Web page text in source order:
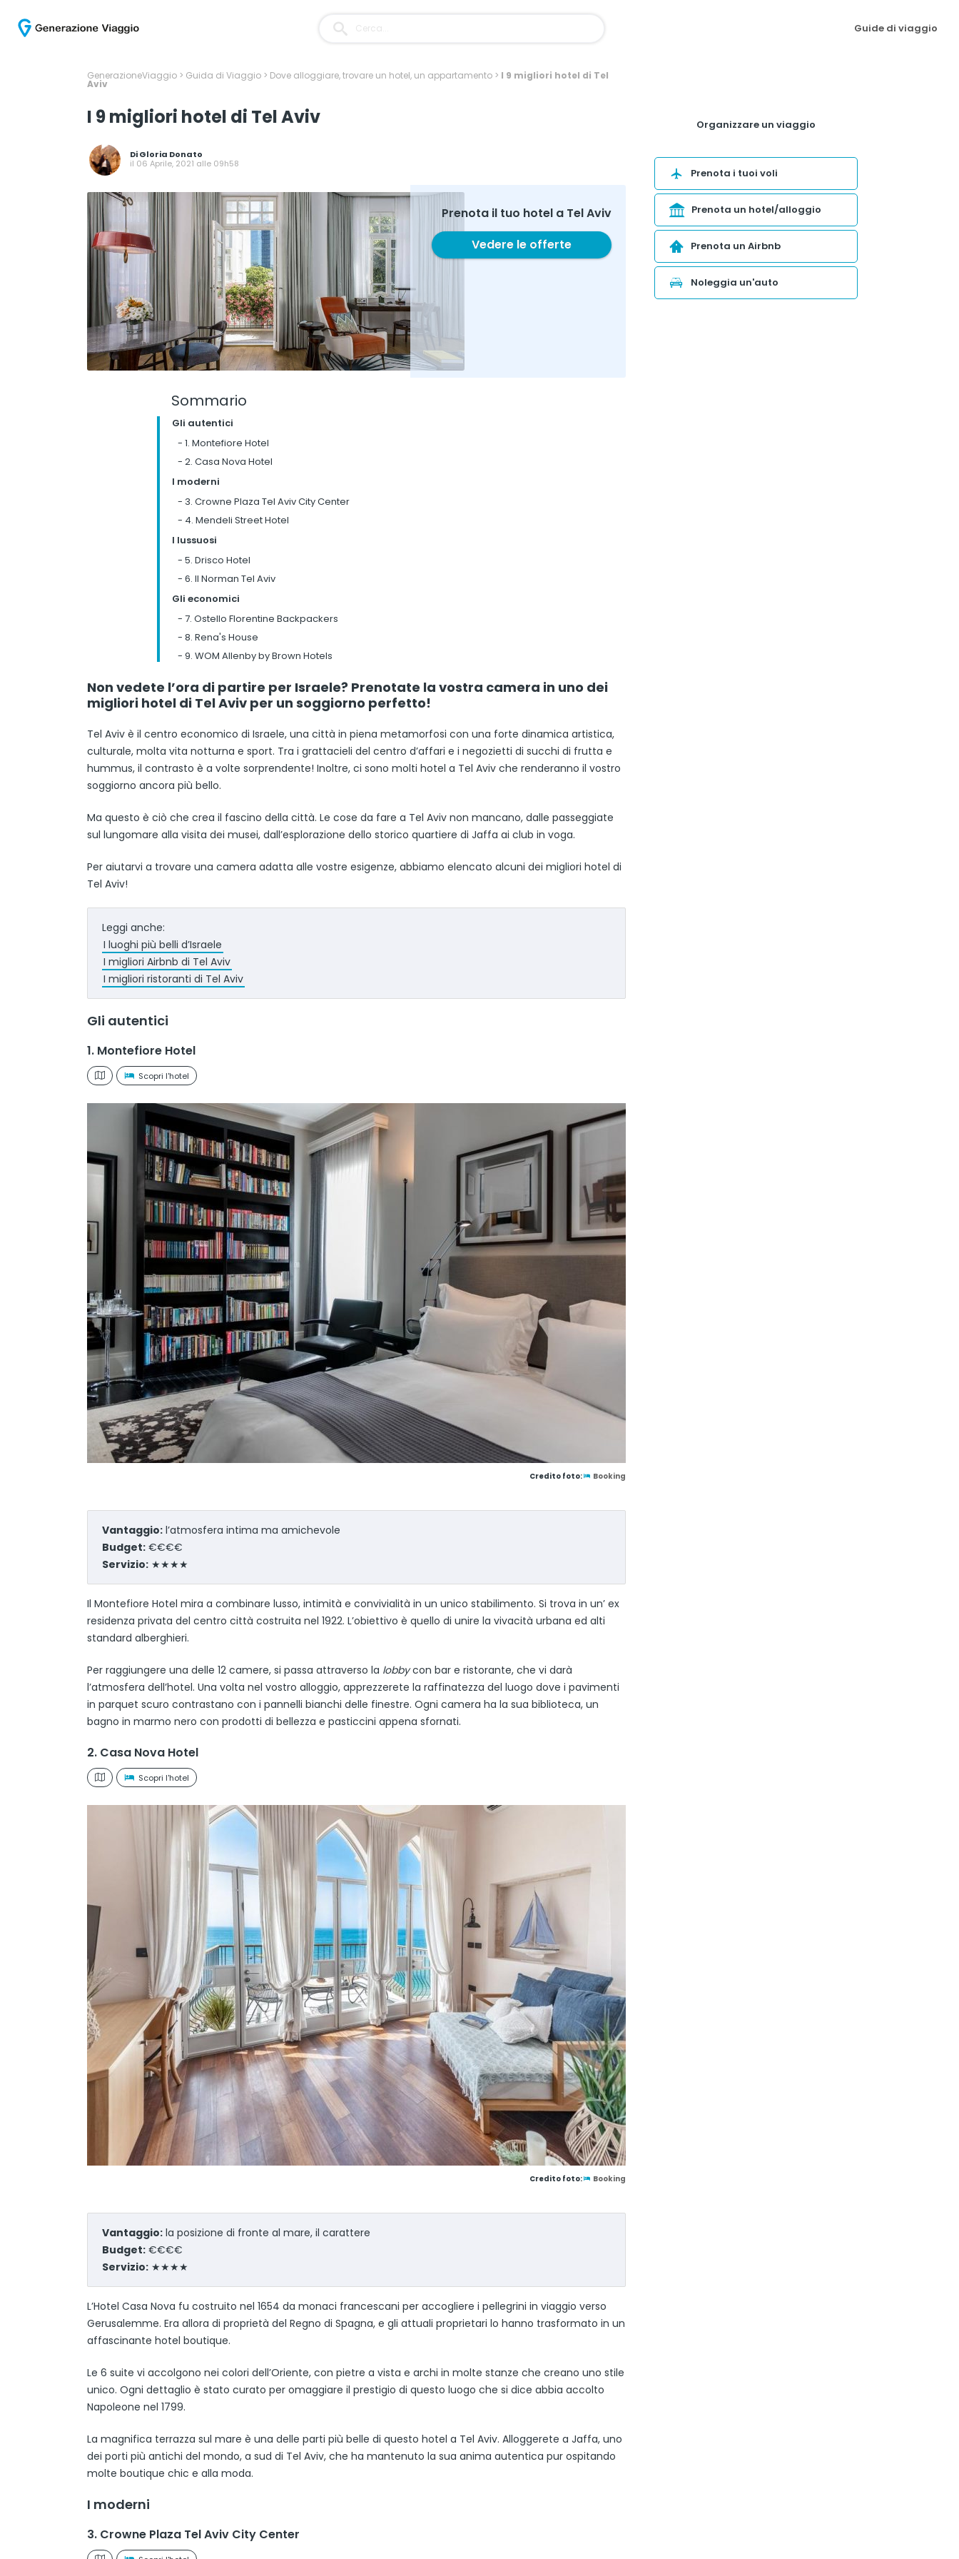
Guide di viaggio
GenerazioneViaggio > Guida di Viaggio > Dove alloggiare, trovare un hotel, un appartamento > I 9 migliori hotel di Tel
Aviv
I 9 migliori hotel di Tel Aviv
DiGloria Donato
il 06 Aprile, 2021 alle 09h58
Prenota il tuo hotel a Tel Aviv
Vedere le offerte
Sommario
Gli autentici
- 1. Montefiore Hotel
- 2. Casa Nova Hotel
I moderni
- 3. Crowne Plaza Tel Aviv City Center
- 4. Mendeli Street Hotel
I lussuosi
- 5. Drisco Hotel
- 6. Il Norman Tel Aviv
Gli economici
- 7. Ostello Florentine Backpackers
- 8. Rena's House
- 9. WOM Allenby by Brown Hotels
Non vedete l’ora di partire per Israele? Prenotate la vostra camera in uno dei
migliori hotel di Tel Aviv per un soggiorno perfetto!
Tel Aviv è il centro economico di Israele, una città in piena metamorfosi con una forte dinamica artistica,
culturale, molta vita notturna e sport. Tra i grattacieli del centro d’affari e i negozietti di succhi di frutta e
hummus, il contrasto è a volte sorprendente! Inoltre, ci sono molti hotel a Tel Aviv che renderanno il vostro
soggiorno ancora più bello.
Ma questo è ciò che crea il fascino della città. Le cose da fare a Tel Aviv non mancano, dalle passeggiate
sul lungomare alla visita dei musei, dall’esplorazione dello storico quartiere di Jaffa ai club in voga.
Per aiutarvi a trovare una camera adatta alle vostre esigenze, abbiamo elencato alcuni dei migliori hotel di
Tel Aviv!
Leggi anche:
I luoghi più belli d’Israele
I migliori Airbnb di Tel Aviv
I migliori ristoranti di Tel Aviv
Gli autentici
1. Montefiore Hotel
Scopri l'hotel
Credito foto: Booking
Vantaggio: l’atmosfera intima ma amichevole
Budget: €€€€
Servizio: ★★★★
Il Montefiore Hotel mira a combinare lusso, intimità e convivialità in un unico stabilimento. Si trova in un’ ex
residenza privata del centro città costruita nel 1922. L’obiettivo è quello di unire la vivacità urbana ed alti
standard alberghieri.
Per raggiungere una delle 12 camere, si passa attraverso la lobbycon bar e ristorante, che vi darà
l’atmosfera dell’hotel. Una volta nel vostro alloggio, apprezzerete la raffinatezza del luogo dove i pavimenti
in parquet scuro contrastano con i pannelli bianchi delle finestre. Ogni camera ha la sua biblioteca, un
bagno in marmo nero con prodotti di bellezza e pasticcini appena sfornati.
2. Casa Nova Hotel
Scopri l'hotel
Credito foto: Booking
Vantaggio: la posizione di fronte al mare, il carattere
Budget: €€€€
Servizio: ★★★★
L’Hotel Casa Nova fu costruito nel 1654 da monaci francescani per accogliere i pellegrini in viaggio verso
Gerusalemme. Era allora di proprietà del Regno di Spagna, e gli attuali proprietari lo hanno trasformato in un
affascinante hotel boutique.
Le 6 suite vi accolgono nei colori dell’Oriente, con pietre a vista e archi in molte stanze che creano uno stile
unico. Ogni dettaglio è stato curato per omaggiare il prestigio di questo luogo che si dice abbia accolto
Napoleone nel 1799.
La magnifica terrazza sul mare è una delle parti più belle di questo hotel a Tel Aviv. Alloggerete a Jaffa, uno
dei porti più antichi del mondo, a sud di Tel Aviv, che ha mantenuto la sua anima autentica pur ospitando
molte boutique chic e alla moda.
I moderni
3. Crowne Plaza Tel Aviv City Center
Organizzare un viaggio
Prenota i tuoi voli
Prenota un hotel/alloggio
Prenota un Airbnb
Noleggia un'auto